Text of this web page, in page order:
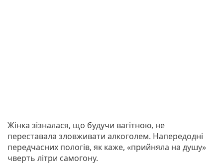
Жінка зізналася, що будучи вагітною, не
переставала зловживати алкоголем. Напередодні
передчасних пологів, як каже, «прийняла на душу»
чверть літри самогону.